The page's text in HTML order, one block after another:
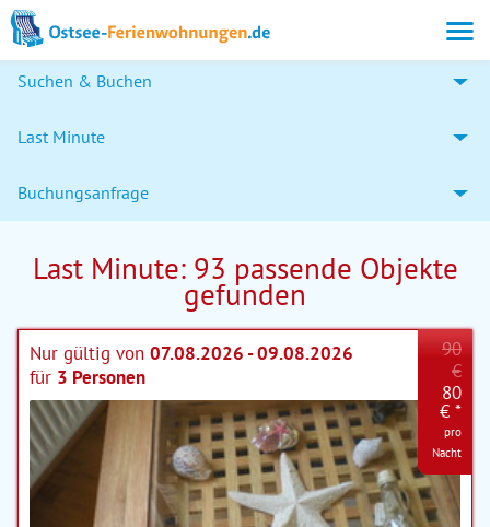
Suchen & Buchen
Last Minute
Buchungsanfrage
Last Minute: 93 passende Objekte
gefunden
Nur gültig von 07.08.2026 - 09.08.2026
für 3 Personen
90
€
80
€ *
pro
Nacht